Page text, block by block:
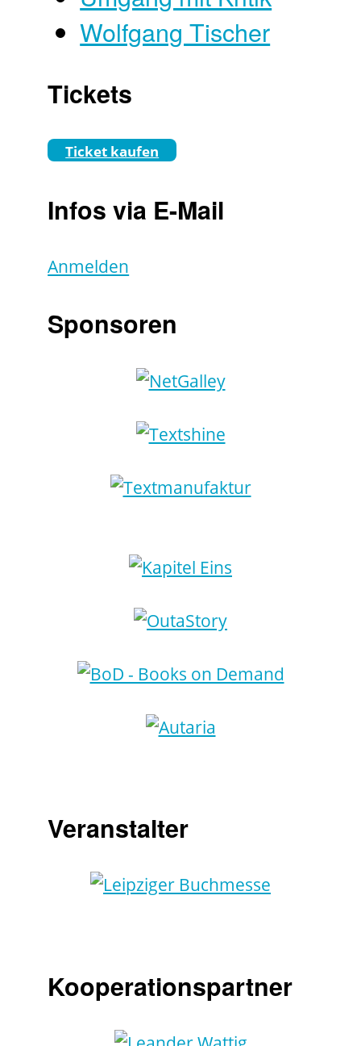
Wolfgang Tischer
Tickets
Ticket kaufen
Infos via E-Mail
Anmelden
Sponsoren
Veranstalter
Kooperationspartner